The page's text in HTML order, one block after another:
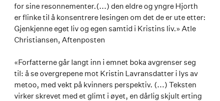
for sine resonnementer.(...) den eldre og yngre Hjorth
er flinke til å konsentrere lesingen om det de er ute etter:
Gjenkjenne eget liv og egen samtid i Kristins liv.» Atle
Christiansen, Aftenposten
«Forfatterne går langt inn i emnet boka avgrenser seg
til: å se overgrepene mot Kristin Lavransdatter i lys av
metoo, med vekt på kvinners perspektiv. (...) Teksten
virker skrevet med et glimt i øyet, en dårlig skjult erting